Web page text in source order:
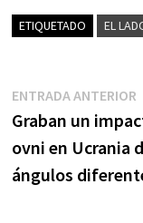
ETIQUETADO EL
Navegación
de
entradas
ENTRADA ANTERIOR
Graban un
ovni en Ucrania
ángulos